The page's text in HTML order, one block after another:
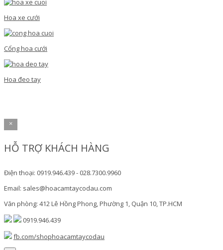
Hoa xe cưới
Cổng hoa cưới
Hoa đeo tay
×
HỖ TRỢ KHÁCH HÀNG
Điện thoại: 0919.946.439 - 028.7300.9960
Email: sales@hoacamtaycodau.com
Văn phòng: 412 Lê Hồng Phong, Phường 1, Quận 10, TP.HCM
0919.946.439
fb.com/shophoacamtaycodau